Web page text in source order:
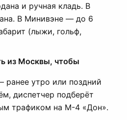
и ручная кладь. В
В Минивэне — до 6
(лыжи, гольф,
из Москвы, чтобы
утро или поздний
диспетчер подберёт
трафиком на М-4 «Дон».